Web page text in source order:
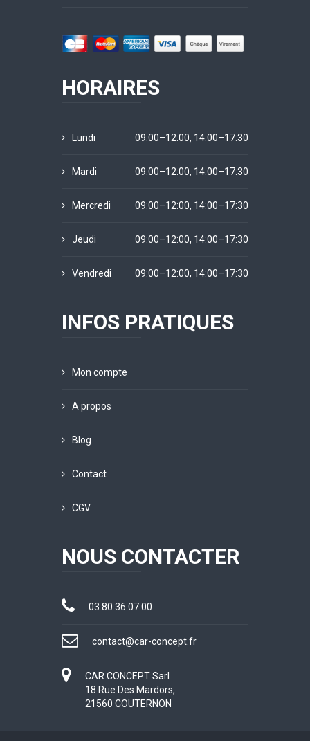
HORAIRES
Lundi 09:00–12:00, 14:00–17:30
Mardi 09:00–12:00, 14:00–17:30
Mercredi 09:00–12:00, 14:00–17:30
Jeudi 09:00–12:00, 14:00–17:30
Vendredi 09:00–12:00, 14:00–17:30
INFOS PRATIQUES
Mon compte
A propos
Blog
Contact
CGV
NOUS CONTACTER
03.80.36.07.00
contact@car-concept.fr
CAR CONCEPT Sarl
18 Rue Des Mardors,
21560 COUTERNON